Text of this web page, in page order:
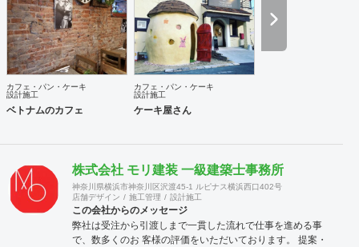
市 エッジデザインワークス株式会社 群馬県前橋市
カフェ・パン・ケーキ
設計施工
ベトナムのカフェ
カフェ・パン・ケーキ
設計施工
ケーキ屋さん
株式会社 モリ建装 一級建築士事務所
神奈川県横浜市神奈川区沢渡45-1 ルピナス横浜西口402号
店舗デザイン
施工管理 設計施工
この会社からのメッセージ
弊社は受注から引渡しまで一貫した流れで仕事を進める事
で、数多くのお 客様の評価をいただいております。 提案・